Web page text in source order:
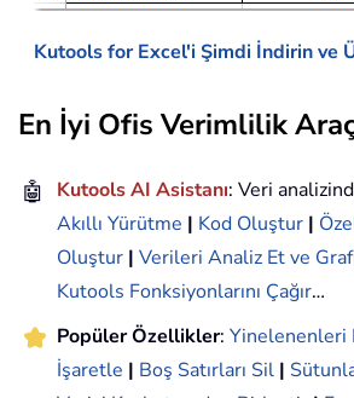
Kutools for Excel'i Şimdi İndirin ve
En İyi Ofis Verimlilik
🤖 Kutools AI Asistanı: Veri
Akıllı Yürütme | Kod Oluştur |
Oluştur | Verileri Analiz Et ve
Kutools Fonksiyonlarını Çağır…
Popüler Özellikler: Yinelenenleri
İşaretle | Boş Satırları Sil |